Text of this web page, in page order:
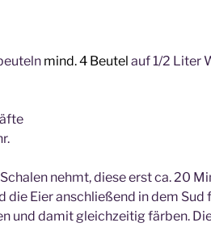
mind. 4 Beutel auf 1/2 Liter
nehmt, diese erst ca. 20
die Eier anschließend in dem Sud
und damit gleichzeitig färben.